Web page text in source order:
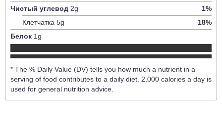
Чистый углевод 2g 1%
Клетчатка 5g 18%
Белок 1g
* The % Daily Value (DV) tells you how much a nutrient in a
serving of food contributes to a daily diet. 2,000 calories a day is
used for general nutrition advice.